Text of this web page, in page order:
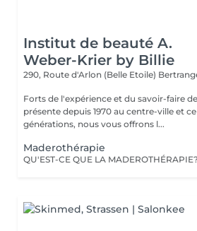
Institut de beauté A.
Weber-Krier by Billie
290, Route d'Arlon (Belle Etoile)
Forts de l'expérience et du savoir-faire
présente depuis 1970 au centre-ville et
générations, nous vous offrons l...
Maderothérapie